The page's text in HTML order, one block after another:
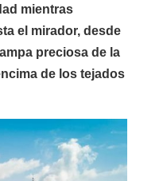
mientras
el mirador, desde
preciosa de la
de los tejados